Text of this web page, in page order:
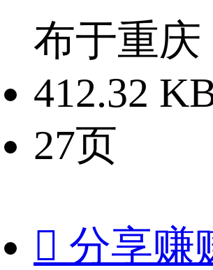
布于重庆
412.32
27页
 分享赚